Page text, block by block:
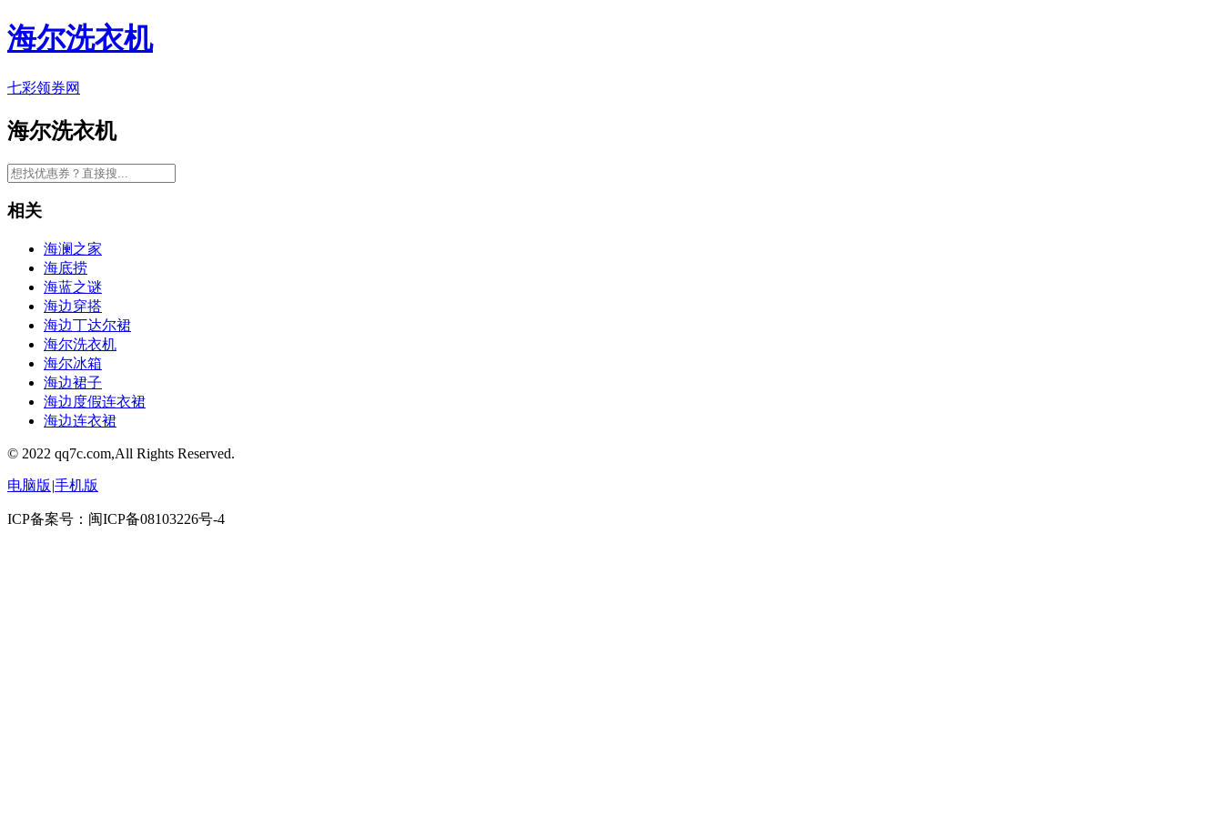
海尔洗衣机
七彩领券网
海尔洗衣机
相关
海澜之家
海底捞
海蓝之谜
海边穿搭
海边丁达尔裙
海尔洗衣机
海尔冰箱
海边裙子
海边度假连衣裙
海边连衣裙
© 2022 qq7c.com,All Rights Reserved.
电脑版 |手机版
ICP备案号：闽ICP备08103226号-4